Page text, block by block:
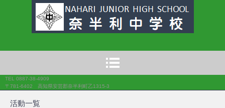
TEL 0887-38-4909
〒781-6402 高知県安芸郡奈半利町乙1315-3
活動一覧